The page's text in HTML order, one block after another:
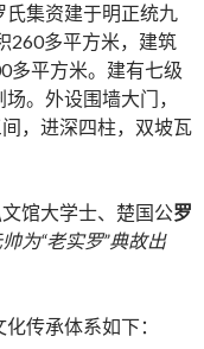
集资建于明正统九
260多平方米，建筑
多平方米。建有七级
。外设围墙大门，
，进深四柱，双坡瓦
馆大学士、楚国公罗
为“老实罗”典故出
传承体系如下：